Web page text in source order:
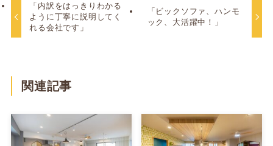
「内訳をはっきりわかる
ように丁寧に説明してく
れる会社です」
「ビックソファ、ハンモ
ック、大活躍中！」
関連記事